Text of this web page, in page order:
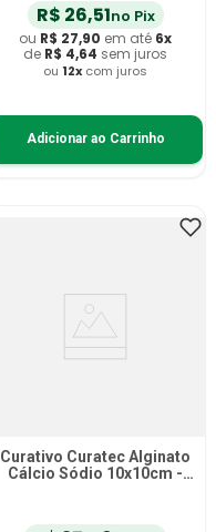
R$ 26,51no Pix
ou R$ 27,90 em até 6x
de R$ 4,64 sem juros
ou 12x com juros
Adicionar ao Carrinho
Curativo Curatec Alginato
Cálcio Sódio 10x10cm -